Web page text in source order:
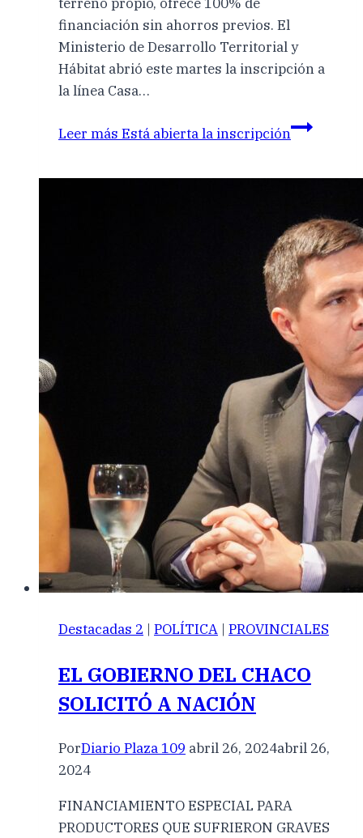
terreno propio, ofrece 100% de
financiación sin ahorros previos. El
Ministerio de Desarrollo Territorial y
Hábitat abrió este martes la inscripción a
la línea Casa…
Leer más Está abierta la inscripción
Destacadas 2 | POLÍTICA | PROVINCIALES
EL GOBIERNO DEL CHACO
SOLICITÓ A NACIÓN
PorDiario Plaza 109 abril 26, 2024abril 26,
2024
FINANCIAMIENTO ESPECIAL PARA
PRODUCTORES QUE SUFRIERON GRAVES